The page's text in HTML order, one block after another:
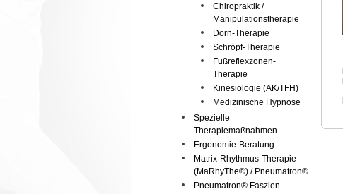
Chiropraktik /
Manipulationstherapie
Dorn-Therapie
Schröpf-Therapie
Fußreflexzonen-
Therapie
Kinesiologie (AK/TFH)
Medizinische Hypnose
Spezielle
Therapiemaßnahmen
Ergonomie-Beratung
Matrix-Rhythmus-Therapie
(MaRhyThe®) / Pneumatron®
Pneumatron® Faszien